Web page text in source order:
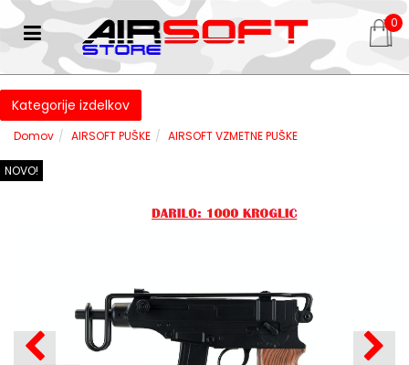
0
Kategorije izdelkov
Domov AIRSOFT PUŠKE AIRSOFT VZMETNE PUŠKE
NOVO!